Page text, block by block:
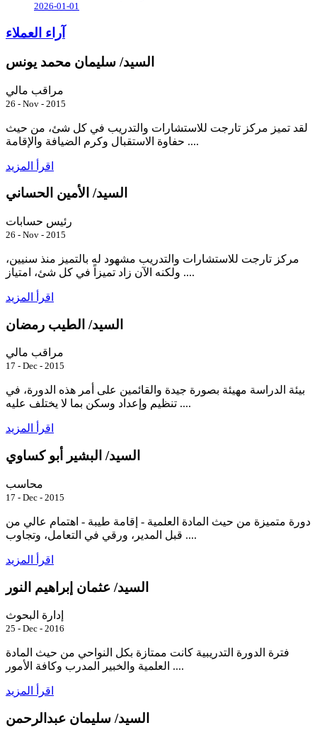
2026-01-01
آراء العملاء
السيد/ سليمان محمد يونس
مراقب مالي
26 - Nov - 2015
لقد تميز مركز تارجت للاستشارات والتدريب في كل شئ، من حيث
حفاوة الاستقبال وكرم الضيافة والإقامة ....
اقرأ المزيد
السيد/ الأمين الحساني
رئيس حسابات
26 - Nov - 2015
مركز تارجت للاستشارات والتدريب مشهود له بالتميز منذ سنيين،
ولكنه الآن زاد تميزاً في كل شئ، امتياز ....
اقرأ المزيد
السيد/ الطيب رمضان
مراقب مالي
17 - Dec - 2015
بيئة الدراسة مهيئة بصورة جيدة والقائمين على أمر هذه الدورة، في
تنظيم وإعداد وسكن بما لا يختلف عليه ....
اقرأ المزيد
السيد/ البشير أبو كساوي
محاسب
17 - Dec - 2015
دورة متميزة من حيث المادة العلمية - إقامة طيبة - اهتمام عالي من
قبل المدير، ورقي في التعامل، وتجاوب ....
اقرأ المزيد
السيد/ عثمان إبراهيم النور
إدارة البحوث
25 - Dec - 2016
فترة الدورة التدريبية كانت ممتازة بكل النواحي من حيث المادة
العلمية والخبير المدرب وكافة الأمور ....
اقرأ المزيد
السيد/ سليمان عبدالرحمن